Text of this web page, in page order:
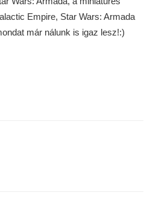
Empire, Star Wars: Armada
már nálunk is igaz lesz!:)